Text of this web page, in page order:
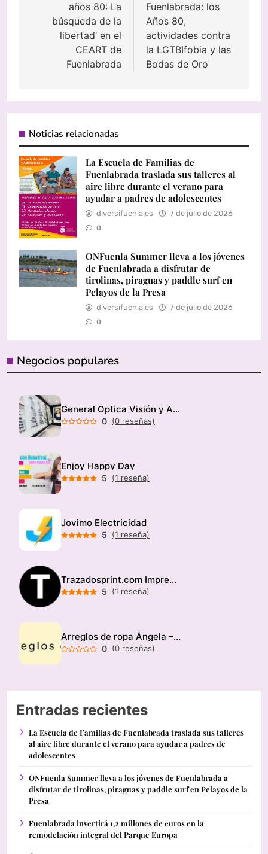
años 80: La
búsqueda de la
libertad’ en el
CEART de
Fuenlabrada
Fuenlabrada: los
Años 80,
actividades contra
la LGTBIfobia y las
Bodas de Oro
Noticias relacionadas
La Escuela de Familias de
Fuenlabrada traslada sus talleres al
aire libre durante el verano para
ayudar a padres de adolescentes
diversifuenla.es 7 de julio de 2026
0
ONFuenla Summer lleva a los jóvenes
de Fuenlabrada a disfrutar de
tirolinas, piraguas y paddle surf en
Pelayos de la Presa
diversifuenla.es 7 de julio de 2026
0
Negocios populares
General Optica Visión y Audición
0 (0 reseñas)
Enjoy Happy Day
5 (1 reseña)
Jovimo Electricidad
5 (1 reseña)
Trazadosprint.com Imprenta
5 (1 reseña)
Arreglos de ropa Ángela – Modista
0 (0 reseñas)
Entradas recientes
La Escuela de Familias de Fuenlabrada traslada sus talleres
al aire libre durante el verano para ayudar a padres de
adolescentes
ONFuenla Summer lleva a los jóvenes de Fuenlabrada a
disfrutar de tirolinas, piraguas y paddle surf en Pelayos de la
Presa
Fuenlabrada invertirá 1,2 millones de euros en la
remodelación integral del Parque Europa